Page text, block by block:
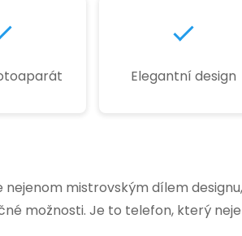
Elegantní design
nejenom mistrovským dílem
možnosti. Je to telefon, který